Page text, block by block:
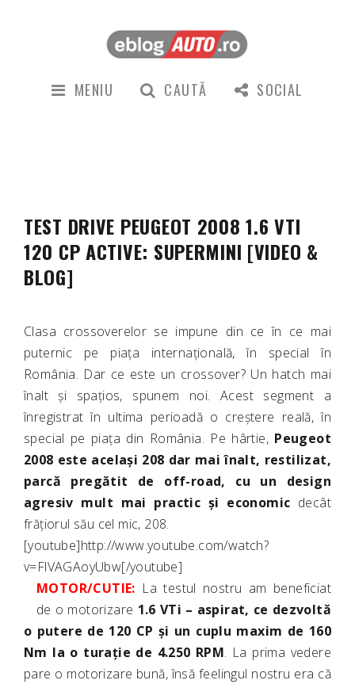
MENIU CAUTĂ SOCIAL
TEST DRIVE PEUGEOT 2008 1.6 VTI
120 CP ACTIVE: SUPERMINI [VIDEO &
BLOG]
Clasa crossoverelor se impune din ce în ce mai
puternic pe piața internațională, în special în
România. Dar ce este un crossover? Un hatch mai
înalt și spațios, spunem noi. Acest segment a
înregistrat în ultima perioadă o creștere reală, în
special pe piața din România. Pe hârtie, Peugeot
2008 este același 208 dar mai înalt, restilizat,
parcă pregătit de off-road, cu un design
agresiv mult mai practic și economic decât
frățiorul său cel mic, 208.
[youtube]http://www.youtube.com/watch?
v=FlVAGAoyUbw[/youtube]
MOTOR/CUTIE: La testul nostru am beneficiat
de o motorizare 1.6 VTi – aspirat, ce dezvoltă
o putere de 120 CP și un cuplu maxim de 160
Nm la o turație de 4.250 RPM. La prima vedere
pare o motorizare bună, însă feelingul nostru era că